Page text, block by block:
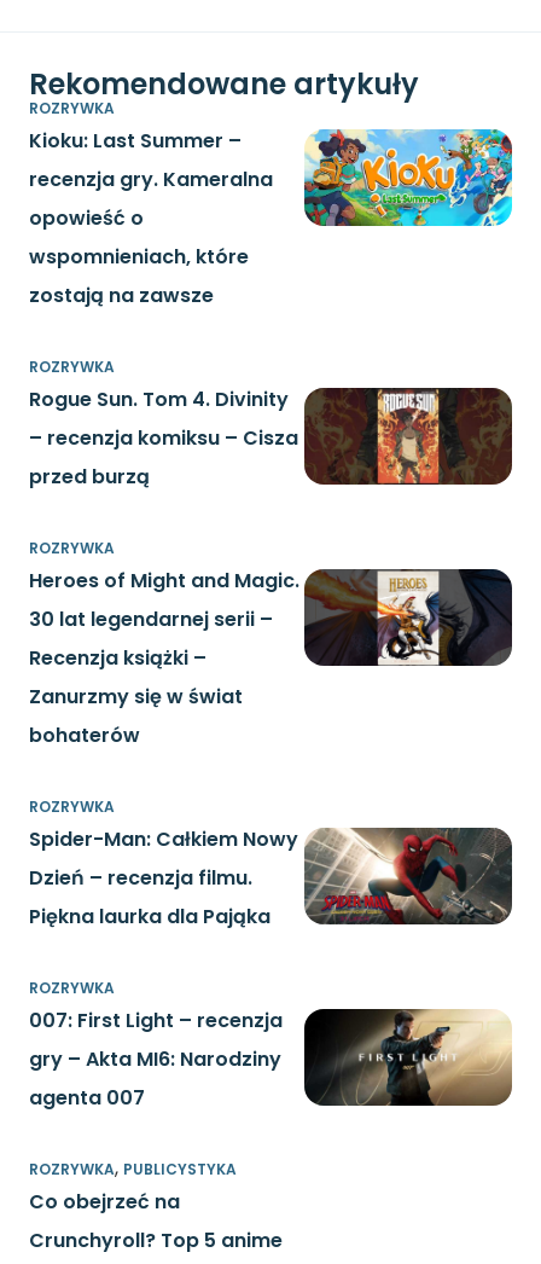
Rekomendowane artykuły
ROZRYWKA
Kioku: Last Summer –
recenzja gry. Kameralna
opowieść o
wspomnieniach, które
zostają na zawsze
ROZRYWKA
Rogue Sun. Tom 4. Divinity
– recenzja komiksu – Cisza
przed burzą
ROZRYWKA
Heroes of Might and Magic.
30 lat legendarnej serii –
Recenzja książki –
Zanurzmy się w świat
bohaterów
ROZRYWKA
Spider-Man: Całkiem Nowy
Dzień – recenzja filmu.
Piękna laurka dla Pająka
ROZRYWKA
007: First Light – recenzja
gry – Akta MI6: Narodziny
agenta 007
ROZRYWKA, PUBLICYSTYKA
Co obejrzeć na
Crunchyroll? Top 5 anime